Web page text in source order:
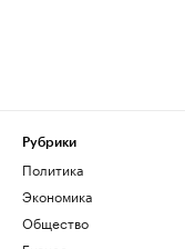
Рубрики
Политика
Экономика
Общество